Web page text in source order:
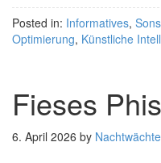
Posted in: Informatives,
Optimierung, Künstliche
Fieses
6. April 2026 by